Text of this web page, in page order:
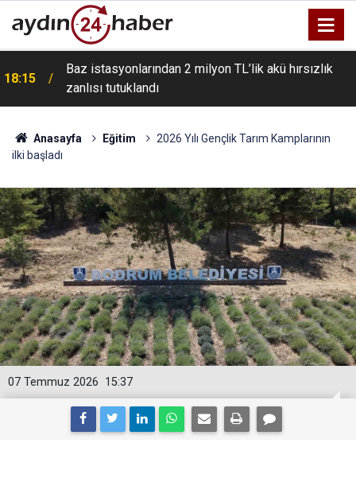
18:15
Baz istasyonlarından 2 milyon TL’lik akü hırsızlık
zanlısı tutuklandı
Anasayfa Eğitim
2026 Yılı Gençlik Tarım Kamplarının
ilki başladı
15:37
07 Temmuz 2026